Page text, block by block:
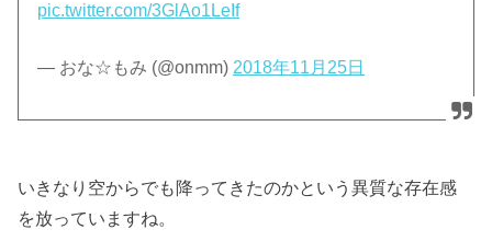
pic.twitter.com/3GlAo1LeIf
— おな☆もみ (@onmm) 2018年11月25日
いきなり空からでも降ってきたのかという異質な存在感
を放っていますね。